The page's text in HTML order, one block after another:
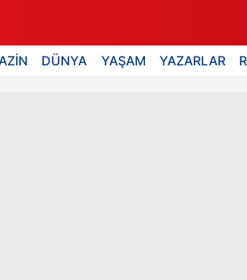
DÜNYA YAŞAM YAZARLAR